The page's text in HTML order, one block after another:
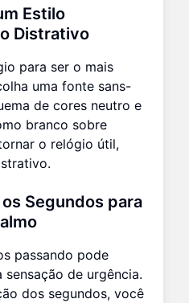
Estilo
Distrativo
para ser o mais
uma fonte sans-
de cores neutro e
branco sobre
o relógio útil,
Segundos para
passando pode
de urgência.
dos segundos, você